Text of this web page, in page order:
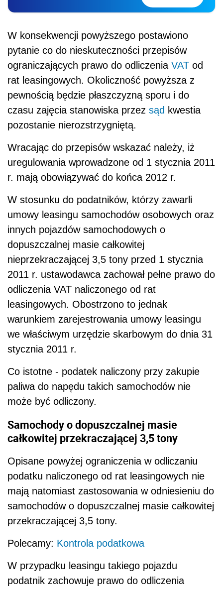
W konsekwencji powyższego postawiono
pytanie co do nieskuteczności przepisów
ograniczających prawo do odliczenia VAT od
rat leasingowych. Okoliczność powyższa z
pewnością będzie płaszczyzną sporu i do
czasu zajęcia stanowiska przez sąd kwestia
pozostanie nierozstrzygniętą.
Wracając do przepisów wskazać należy, iż
uregulowania wprowadzone od 1 stycznia 2011
r. mają obowiązywać do końca 2012 r.
W stosunku do podatników, którzy zawarli
umowy leasingu samochodów osobowych oraz
innych pojazdów samochodowych o
dopuszczalnej masie całkowitej
nieprzekraczającej 3,5 tony przed 1 stycznia
2011 r. ustawodawca zachował pełne prawo do
odliczenia VAT naliczonego od rat
leasingowych. Obostrzono to jednak
warunkiem zarejestrowania umowy leasingu
we właściwym urzędzie skarbowym do dnia 31
stycznia 2011 r.
Co istotne - podatek naliczony przy zakupie
paliwa do napędu takich samochodów nie
może być odliczony.
Samochody o dopuszczalnej masie
całkowitej przekraczającej 3,5 tony
Opisane powyżej ograniczenia w odliczaniu
podatku naliczonego od rat leasingowych nie
mają natomiast zastosowania w odniesieniu do
samochodów o dopuszczalnej masie całkowitej
przekraczającej 3,5 tony.
Polecamy: Kontrola podatkowa
W przypadku leasingu takiego pojazdu
podatnik zachowuje prawo do odliczenia